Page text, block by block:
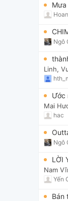
Mưa
Ngô
Linh,
Ước
Mai
hac
Ngô
LỜI
Nam
Yến
Bán